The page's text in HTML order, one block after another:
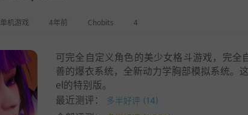
单机游戏 4年前 Chobits 4
可完全自定义角色的美少女格斗游戏，完全
善的爆衣系统，全新动力学胸部模拟系统。
el的特别版。
最近测评：
多半好评 (14)